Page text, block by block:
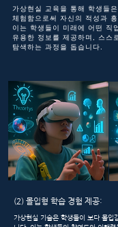
가상현실 교육을 통해 학생들
체험함으로써 자신의 적성과
이는 학생들이 미래에 어떤 직
유용한 정보를 제공하며, 스스
탐색하는 과정을 돕습니다.
(2) 몰입형 학습 경험 제공:
가상현실 기술은 학생들이 보다 몰입